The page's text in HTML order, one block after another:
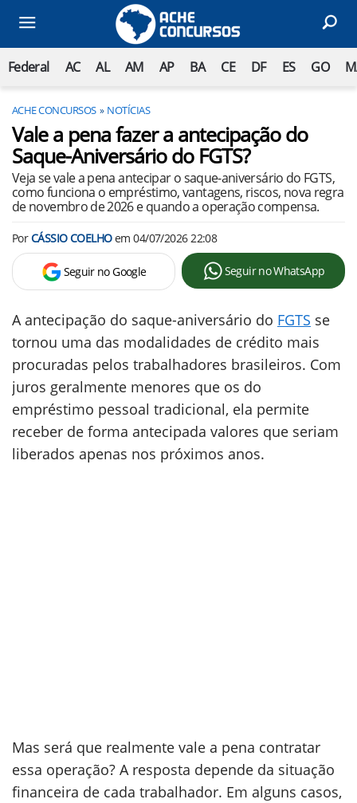
Federal AC AL AM AP BA CE DF ES GO
ACHE CONCURSOS NOTÍCIAS
Vale a pena fazer a antecipação do
Saque-Aniversário do FGTS?
Veja se vale a pena antecipar o saque-aniversário do FGTS,
como funciona o empréstimo, vantagens, riscos, nova regra
de novembro de 2026 e quando a operação compensa.
PorCÁSSIO COELHOem04/07/2026 22:08
Seguir no Google Seguir no WhatsApp
A antecipação do saque-aniversário do FGTS se
tornou uma das modalidades de crédito mais
procuradas pelos trabalhadores brasileiros. Com
juros geralmente menores que os do
empréstimo pessoal tradicional, ela permite
receber de forma antecipada valores que seriam
liberados apenas nos próximos anos.
Mas será que realmente vale a pena contratar
essa operação? A resposta depende da situação
financeira de cada trabalhador. Em alguns casos,